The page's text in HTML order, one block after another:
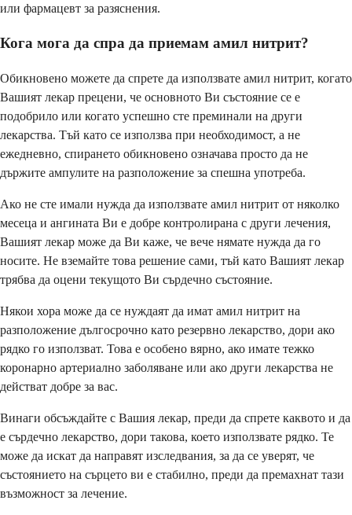
или фармацевт за разяснения.
Кога мога да спра да приемам амил нитрит?
Обикновено можете да спрете да използвате амил нитрит, когато
Вашият лекар прецени, че основното Ви състояние се е
подобрило или когато успешно сте преминали на други
лекарства. Тъй като се използва при необходимост, а не
ежедневно, спирането обикновено означава просто да не
държите ампулите на разположение за спешна употреба.
Ако не сте имали нужда да използвате амил нитрит от няколко
месеца и ангината Ви е добре контролирана с други лечения,
Вашият лекар може да Ви каже, че вече нямате нужда да го
носите. Не вземайте това решение сами, тъй като Вашият лекар
трябва да оцени текущото Ви сърдечно състояние.
Някои хора може да се нуждаят да имат амил нитрит на
разположение дългосрочно като резервно лекарство, дори ако
рядко го използват. Това е особено вярно, ако имате тежко
коронарно артериално заболяване или ако други лекарства не
действат добре за вас.
Винаги обсъждайте с Вашия лекар, преди да спрете каквото и да
е сърдечно лекарство, дори такова, което използвате рядко. Те
може да искат да направят изследвания, за да се уверят, че
състоянието на сърцето ви е стабилно, преди да премахнат тази
възможност за лечение.